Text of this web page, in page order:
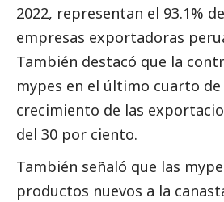
2022, representan el 93.1%
empresas exportadoras
También destacó que la
mypes en el último cuarto
crecimiento de las
del 30 por ciento.
También señaló que las
productos nuevos a la